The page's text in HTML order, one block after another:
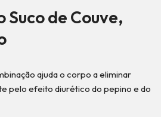
Suco de Couve,
ajuda o corpo a eliminar
pelo efeito diurético do pepino e do